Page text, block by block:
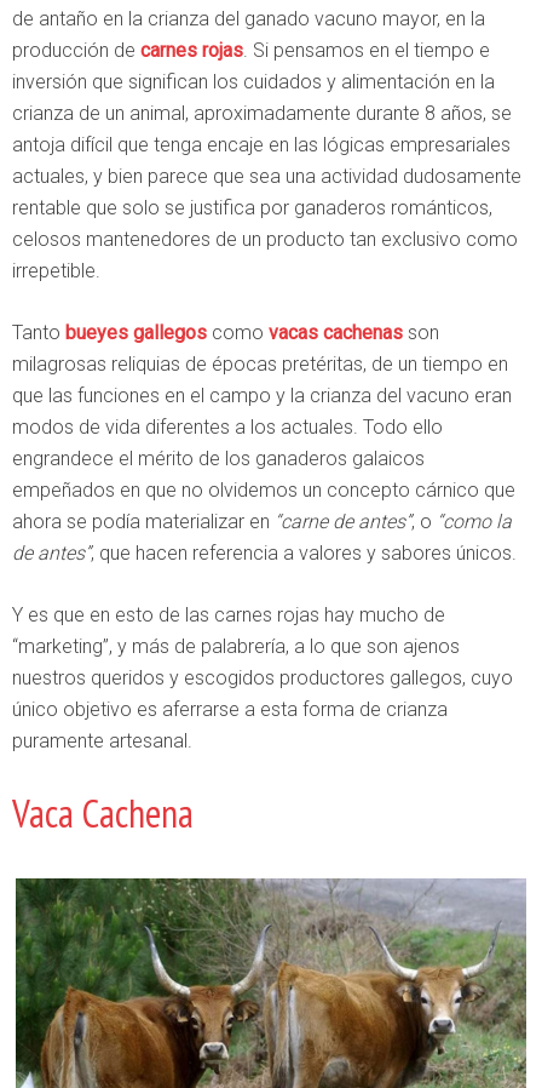
de antaño en la crianza del ganado vacuno mayor, en la
producción de carnes rojas. Si pensamos en el tiempo e
inversión que significan los cuidados y alimentación en la
crianza de un animal, aproximadamente durante 8 años, se
antoja difícil que tenga encaje en las lógicas empresariales
actuales, y bien parece que sea una actividad dudosamente
rentable que solo se justifica por ganaderos románticos,
celosos mantenedores de un producto tan exclusivo como
irrepetible.
Tanto bueyes gallegos como vacas cachenas son
milagrosas reliquias de épocas pretéritas, de un tiempo en
que las funciones en el campo y la crianza del vacuno eran
modos de vida diferentes a los actuales. Todo ello
engrandece el mérito de los ganaderos galaicos
empeñados en que no olvidemos un concepto cárnico que
ahora se podía materializar en “carne de antes”, o “como la
de antes”, que hacen referencia a valores y sabores únicos.
Y es que en esto de las carnes rojas hay mucho de
“marketing”, y más de palabrería, a lo que son ajenos
nuestros queridos y escogidos productores gallegos, cuyo
único objetivo es aferrarse a esta forma de crianza
puramente artesanal.
Vaca Cachena